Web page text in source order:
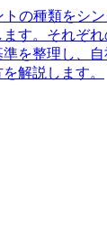
の種類をシ
す。それぞ
を整理し、
解説します。